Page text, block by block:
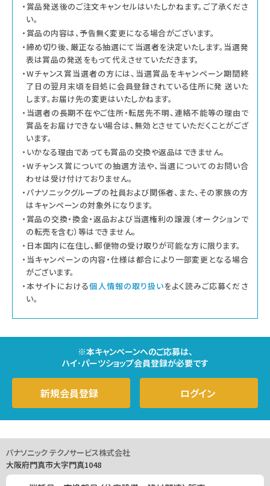
・賞品発送後のご注文キャンセルはいたしかねます。ご了承くださ
い。
・賞品の内容は、予告無く変更になる場合がございます。
・締め切り後、厳正なる抽選にて当選者を決定いたします。当選発
表は賞品の発送をもって代えさせていただきます。
・Wチャンス賞当選者の方には、当選賞品をキャンペーン期間終
了日の翌月末頃を目処に会員登録されている住所に発 送いた
します。お届け先の変更はいたしかねます。
・当選者の長期不在やご住所・転居先不明、連絡不能等の理由で
賞品をお届けできない場合は、無効とさせていただくことがござ
います。
・いかなる理由であっても賞品の交換や返品はできません。
・Wチャンス賞についての抽選方法や、当選についてのお問い合
わせは受け付けておりません。
・パナソニックグループの社員および関係者、また、その家族の方
はキャンペーンの対象外になります。
・賞品の交換・換金・返品および当選権利の譲渡（オークションで
の転売を含む）等はできません。
・日本国内に在住し、郵便物の受け取りが可能な方に限ります。
・当キャンペーンの内容・仕様は都合により一部変更となる場合
がございます。
・本サイトにおける個人情報の取り扱いをよく読みご応募くださ
い。
※本キャンペーンへのご応募は、
ハイ･パーツショップ会員登録が必要です
新規会員登録 ログイン
パナソニック テクノサービス株式会社
大阪府門真市大字門真1048